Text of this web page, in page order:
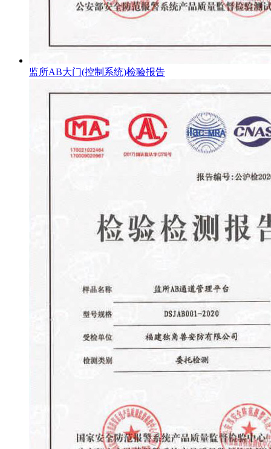
监所AB大门(控制系统)检验报告